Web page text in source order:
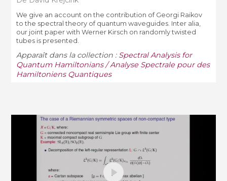
We give an account on the contribution of Georgi Raikov
to the spectral theory of quantum waveguides. Inter alia,
our joint paper with Werner Kirsch on randomly twisted
tubes is presented.
Apparaît dans la collection : Spectral Analysis for
Quantum Hamiltonians / Analyse Spectrale pour des
Hamiltoniens Quantiques